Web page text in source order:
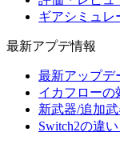
ギアシミュレ
最新アプデ情報
最新アップデ
イカフローの
新武器/追加
Switch2の違